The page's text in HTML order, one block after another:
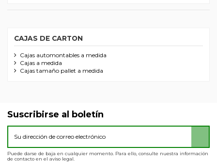
CAJAS DE CARTON
Cajas automontables a medida
Cajas a medida
Cajas tamaño pallet a medida
Suscribirse al boletín
Puede darse de baja en cualquier momento. Para ello, consulte nuestra información
de contacto en el aviso legal.